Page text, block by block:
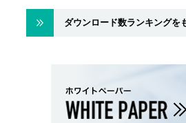
ダウンロード数ランキングを